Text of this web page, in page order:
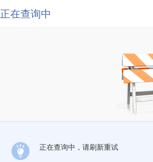
正在查询中
正在查询中，请刷新重试